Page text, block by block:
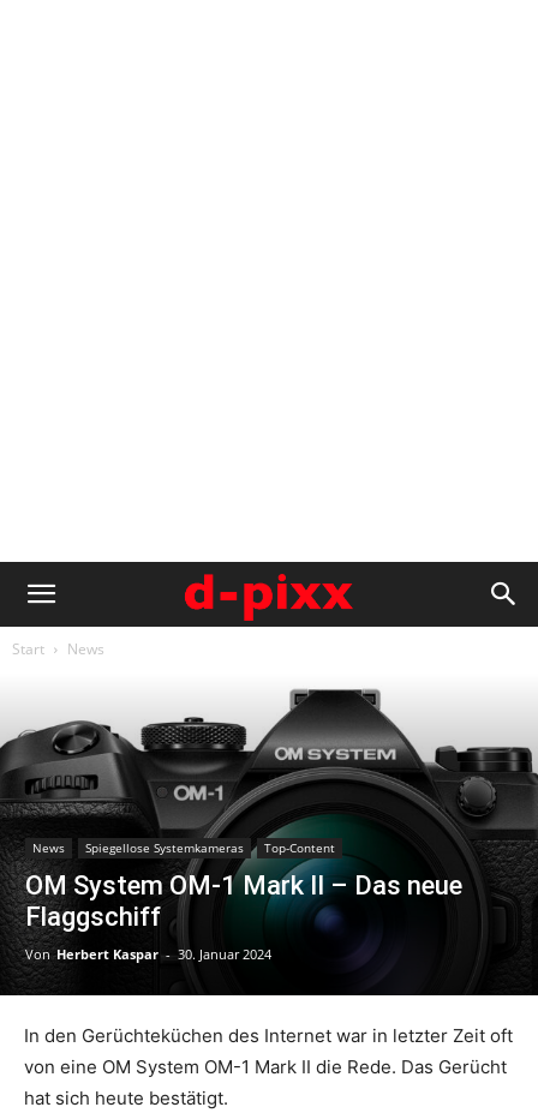
Start News
News Spiegellose Systemkameras Top-Content
OM System OM-1 Mark II – Das neue
Flaggschiff
Von Herbert Kaspar - 30. Januar 2024
In den Gerüchteküchen des Internet war in letzter Zeit oft
von eine OM System OM-1 Mark II die Rede. Das Gerücht
hat sich heute bestätigt.